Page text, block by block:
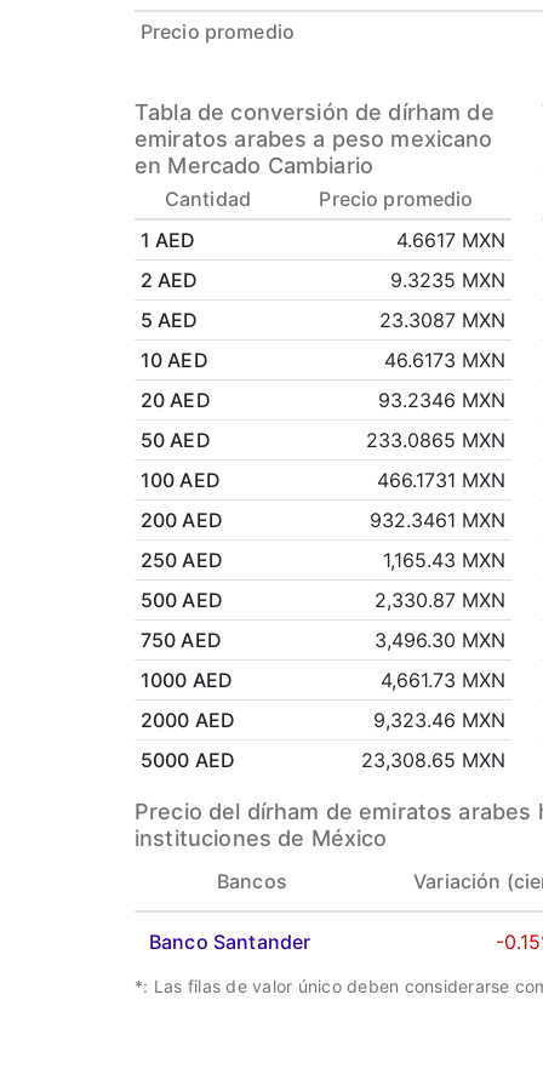
Precio promedio
Tabla de conversión de dírham de
emiratos arabes a peso mexicano
en Mercado Cambiario
Cantidad
Precio promedio
1 AED
4.6617 MXN
2 AED
9.3235 MXN
5 AED
23.3087 MXN
10 AED
46.6173 MXN
20 AED
93.2346 MXN
50 AED
233.0865 MXN
100 AED
466.1731 MXN
200 AED
932.3461 MXN
250 AED
1,165.43 MXN
500 AED
2,330.87 MXN
750 AED
3,496.30 MXN
1000 AED
4,661.73 MXN
2000 AED
9,323.46 MXN
5000 AED
23,308.65 MXN
Precio del dírham de emiratos
instituciones de México
Bancos Variación
Banco Santander -
*: Las filas de valor único deben considerarse